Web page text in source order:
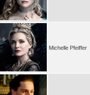
Michelle Pfeiffer